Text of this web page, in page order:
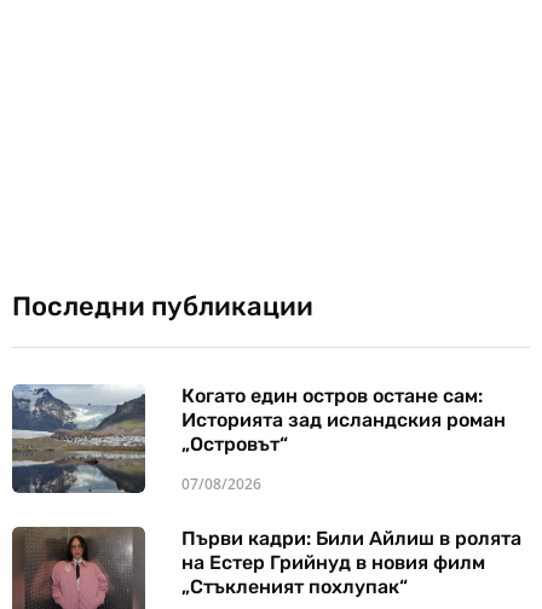
Последни публикации
Когато един остров остане сам:
Историята зад исландския роман
„Островът“
07/08/2026
Първи кадри: Били Айлиш в ролята
на Естер Грийнуд в новия филм
„Стъкленият похлупак“